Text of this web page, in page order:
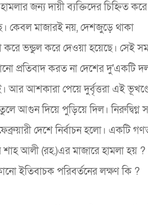
জন্য দায়ী ব্যক্তিদের চিহ্নিত করে
কেবল মাজারই নয়, দেশজুড়ে থাকা
করে ভন্ডুল করে দেওয়া হয়েছে। সেই
প্রতিবাদ করত না দেশের দু'একটি
আর আশকারা পেয়ে দুর্বৃত্তরা এই
আগুন দিয়ে পুড়িয়ে দিল। নিরুদ্বিগ্ন
দেশে নির্বাচন হলো। একটি
শাহ আলী (রহ.)এর মাজারে হামলা হয়
ইতিবাচক পরিবর্তনের লক্ষণ কি ?